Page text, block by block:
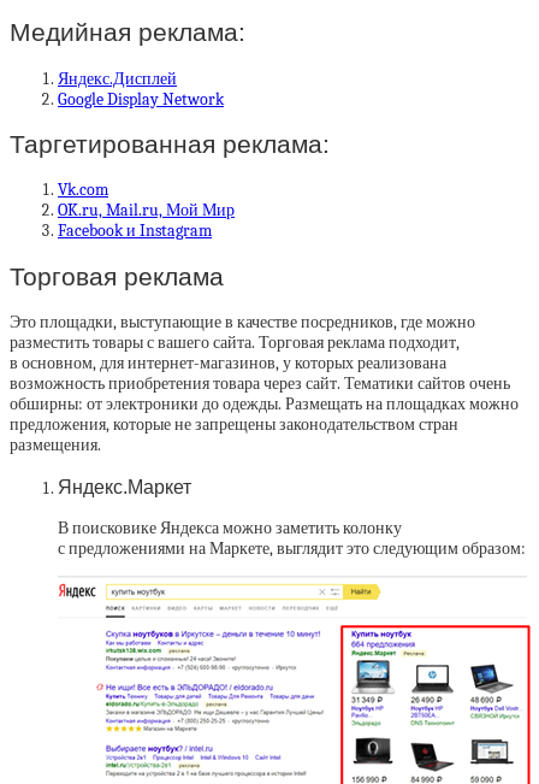
Медийная реклама:
Яндекс.Дисплей
Google Display Network
Таргетированная реклама:
Vk.com
OK.ru, Mail.ru, Мой Мир
Facebook и Instagram
Торговая реклама
Это площадки, выступающие в качестве посредников, где можно
разместить товары с вашего сайта. Торговая реклама подходит,
в основном, для интернет-магазинов, у которых реализована
возможность приобретения товара через сайт. Тематики сайтов очень
обширны: от электроники до одежды. Размещать на площадках можно
предложения, которые не запрещены законодательством стран
размещения.
Яндекс.Маркет
В поисковике Яндекса можно заметить колонку
с предложениями на Маркете, выглядит это следующим образом: